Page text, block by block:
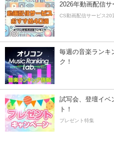
2026年動画配信サ
CS動画配信サービス20
毎週の音楽ランキ
ク！
試写会、登壇イベ
ト！
プレゼント特集